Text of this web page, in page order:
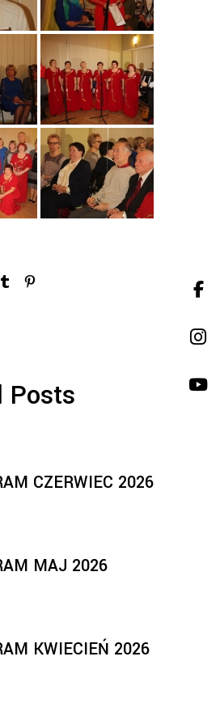
Posts
CZERWIEC 2026
MAJ 2026
KWIECIEŃ 2026